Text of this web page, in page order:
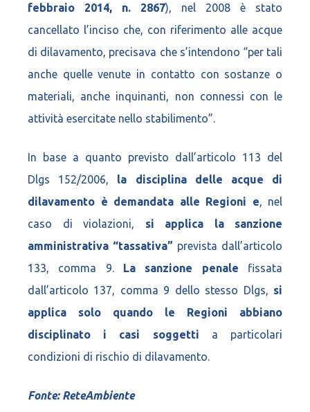
febbraio 2014, n. 2867), nel 2008 è stato
cancellato l’inciso che, con riferimento alle acque
di dilavamento, precisava che s’intendono “per tali
anche quelle venute in contatto con sostanze o
materiali, anche inquinanti, non connessi con le
attività esercitate nello stabilimento”.
In base a quanto previsto dall’articolo 113 del
Dlgs 152/2006, la disciplina delle acque di
dilavamento è demandata alle Regioni e, nel
caso di violazioni, si applica la sanzione
amministrativa “tassativa” prevista dall’articolo
133, comma 9. La sanzione penale fissata
dall’articolo 137, comma 9 dello stesso Dlgs, si
applica solo quando le Regioni abbiano
disciplinato i casi soggetti a particolari
condizioni di rischio di dilavamento.
Fonte: ReteAmbiente